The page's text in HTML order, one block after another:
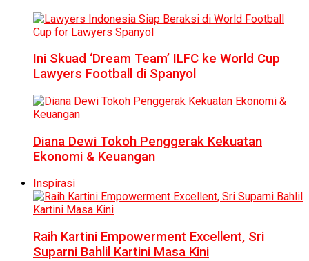
Ini Skuad ‘Dream Team’ ILFC ke World Cup
Lawyers Football di Spanyol
Diana Dewi Tokoh Penggerak Kekuatan
Ekonomi & Keuangan
Inspirasi
Raih Kartini Empowerment Excellent, Sri
Suparni Bahlil Kartini Masa Kini